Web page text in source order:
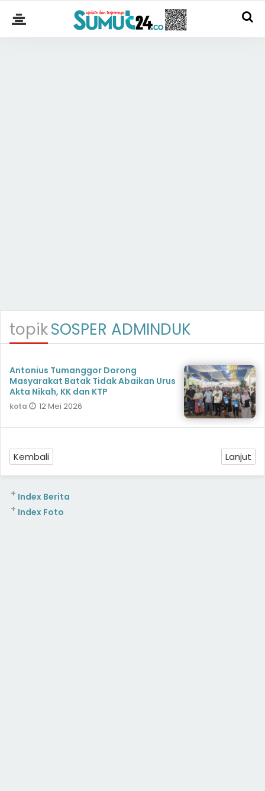
topikSOSPER ADMINDUK
Antonius Tumanggor Dorong
Masyarakat Batak Tidak Abaikan Urus
Akta Nikah, KK dan KTP
kota 12 Mei 2026
Kembali Lanjut
Index Berita
+
Index Foto
+